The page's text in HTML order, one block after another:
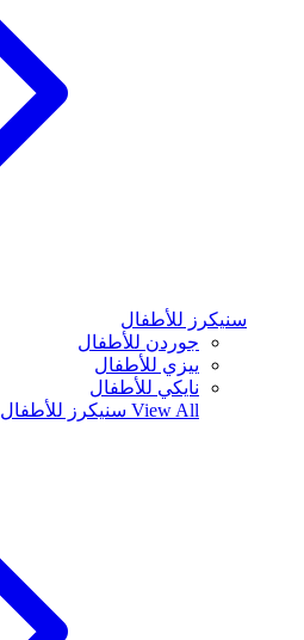
سنيكرز للأطفال
جوردن للأطفال
ييزي للأطفال
نايكي للأطفال
View All سنيكرز للأطفال